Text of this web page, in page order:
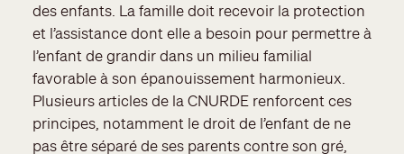
des enfants. La famille doit recevoir la protection
et l’assistance dont elle a besoin pour permettre à
l’enfant de grandir dans un milieu familial
favorable à son épanouissement harmonieux.
Plusieurs articles de la CNURDE renforcent ces
principes, notamment le droit de l’enfant de ne
pas être séparé de ses parents contre son gré,